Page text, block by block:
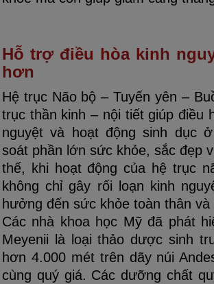
Hỗ trợ điều hòa kinh
hơn
Hệ trục Não bộ – Tuyến yên –
trục thần kinh – nội tiết giúp điều
nguyệt và hoạt động sinh dục
soát phần lớn sức khỏe, sắc đẹp
thế, khi hoạt động của hệ trục
không chỉ gây rối loạn kinh
hưởng đến sức khỏe toàn thân và
Các nhà khoa học Mỹ đã phát
Meyenii là loại thảo dược sinh
hơn 4.000 mét trên dãy núi
cùng quý giá. Các dưỡng chất